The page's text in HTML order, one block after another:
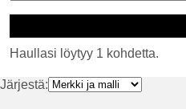
Haullasi löytyy 1 kohdetta.
Järjestä: